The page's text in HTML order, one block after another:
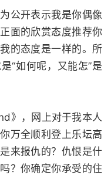
公开表示我是你偶像
面的欣赏态度推荐你
的态度是一样的。所
“如何呢，又能怎”是
》，网上对于我本人
万全顺利登上乐坛高
来报仇的？仇恨是什
？你确定你承受的住